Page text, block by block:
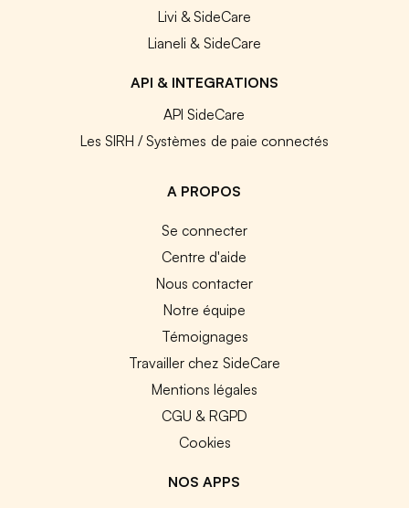
Livi & SideCare
Lianeli & SideCare
API & INTEGRATIONS
API SideCare
Les SIRH / Systèmes de paie connectés
A PROPOS
Se connecter
Centre d'aide
Nous contacter
Notre équipe
Témoignages
Travailler chez SideCare
Mentions légales
CGU & RGPD
Cookies
NOS APPS